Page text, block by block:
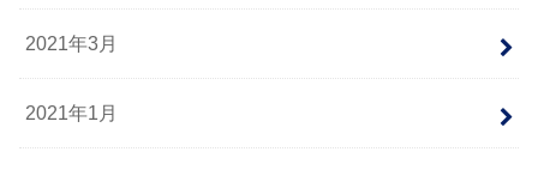
2021年3月
2021年1月